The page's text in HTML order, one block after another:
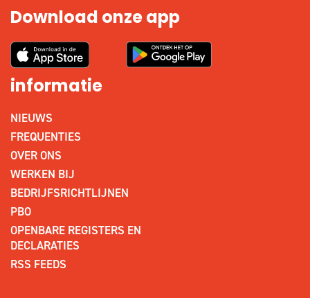
Download onze app
informatie
NIEUWS
FREQUENTIES
OVER ONS
WERKEN BIJ
BEDRIJFSRICHTLIJNEN
PBO
OPENBARE REGISTERS EN
DECLARATIES
RSS FEEDS